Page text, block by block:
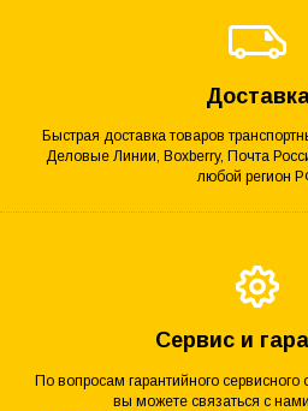
Быстрая доставка товаров
Деловые Линии, Boxberry, Почта
любой регион
Сервис и
По вопросам гарантийного
вы можете связаться с